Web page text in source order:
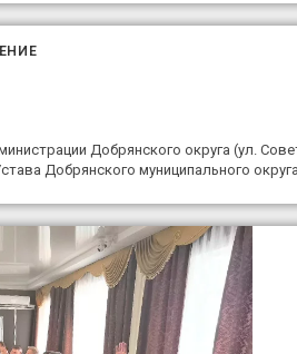
Добрянского округа (ул.
Добрянского муниципального округа.